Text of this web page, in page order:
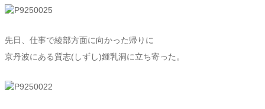
先日、仕事で綾部方面に向かった帰りに
京丹波にある質志(しずし)鍾乳洞に立ち寄った。